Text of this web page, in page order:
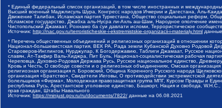
* Единый федеральный список организаций, в том числе иностранных и
Высший военный Маджлисуль Шура, Конгресс народов Ичкерии и Дагестана, Аль-
Движение Талибан, Исламская партия Туркестана, Общество социальных реформ,
Исламское государство, Джабха аль-Нусра ли-Ахль аш-Шам, Народное ополчение
Чистопольский Джамаат, Рохнамо ба суи давлати исломи, Террористическое
Источник: http://nac.gov.ru/terroristicheskie-i-ekstremistskie-organizacii-i-materialy.html
* Перечень общественных объединений и религиозных организаций в отношении
Национал-большевистская партия, ВЕК РА, Рада земли Кубанской Духовно Родовой
Староверов-Инглингов, Нурджулар, К Богодержавию, Таблиги Джамаат, Русское
славян, Ат-Такфир Валь-Хиджра, Пит Буль, Национал-социалистическая рабочая
Череповца, Духовно-Родовая Держава Русь, Русское национальное единство,
Кровь и Честь, О свободе совести и о религиозных объединениях, Омская
религиозная организация п. Боровский, Община Коренного Русского народа
организация «Братство», Свидетели Иеговы, О противодействии экстремистской
болельщиков «Фирма», Молодежная правозащитная группа МПГ, Курсом Правды и
республика Русь, Арестантское уголовное единство, Башкорт, Нация и свобода,
прав граждан, Штабы Навального
Источник: https://minjust.gov.ru/ru/documents/7822/ данные на 06.08.2021